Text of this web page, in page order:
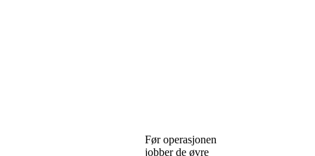
Før operasjonen
jobber de øvre